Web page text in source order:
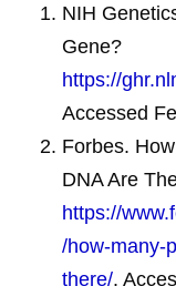
ที่จะเพิ่มหรือฟื้นฟู
รับผลกระทบในร
สามารถจัดการกั
ได้รับการรักษาอ
NIH
Gene?
https://
Accessed
Forbes.
DNA Are
https://
/how-many-
there/.